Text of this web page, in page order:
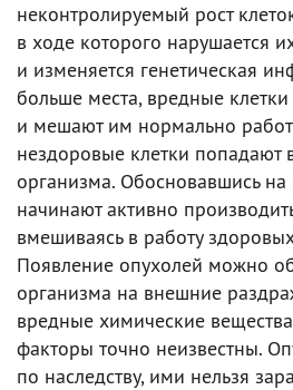
неконтролируемый рост
в ходе которого нарушается
и изменяется генетическая
больше места, вредные
и мешают им нормально
нездоровые клетки попадают
организма. Обосновавшись
начинают активно
вмешиваясь в работу
Появление опухолей можно
организма на внешние
вредные химические
факторы точно неизвестны.
по наследству, ими нельзя